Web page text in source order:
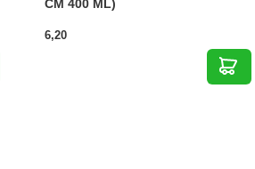
CM 400 ML)
6,20